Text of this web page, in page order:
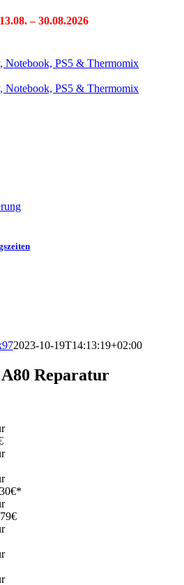
– 30.08.2026
2023-10-19T14:13:19+02:00
Reparatur